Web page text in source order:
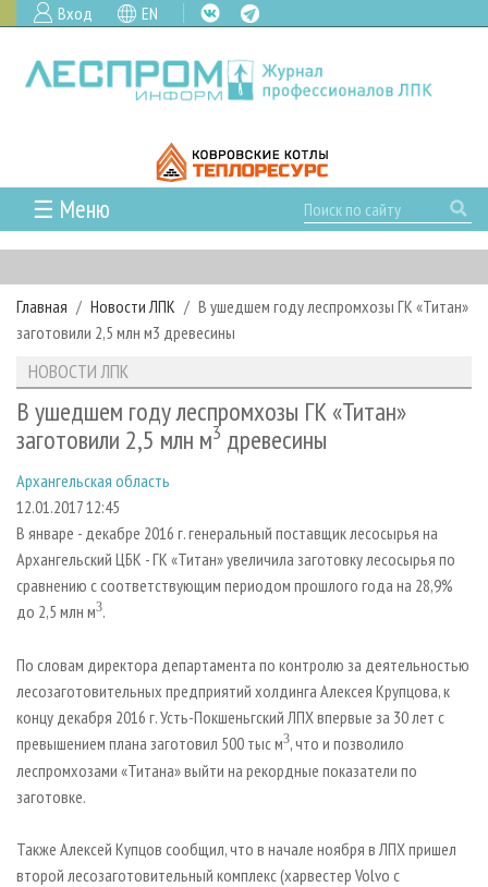
Вход EN
☰ Меню
ГЛАВНАЯ
РУБРИКИ И ТЕМЫ
РУБРИКИ ЖУРНАЛА
ЛЕСОЗАГОТОВКА
ЛЕСОПИЛЕНИЕ
СУШКА ДРЕВЕСИНЫ
ПРОИЗВОДСТВО ДРЕВЕСНЫХ ПЛИТ
ДЕРЕВЯННОЕ ДОМОСТРОЕНИЕ
ПРОИЗВОДСТВО МЕБЕЛИ
ЦБП
ИНСТРУМЕНТ И МАТЕРИАЛЫ
НОВОСТИ
НОВОСТИ ЛПК
НОВОСТИ ЖУРНАЛА
ПРОЕКТЫ ЛПИ
АНАЛИТИКА
ПРЕДПРИЯТИЯ ЛПК
ПЕРСОНЫ
МОБИЛЬНЫЕ ВЫСТАВКИ
ОФИЦИАЛЬНЫЕ ДЕЛЕГАЦИИ
ПРИОРИТЕТНЫЕ ИНВЕСТПРОЕКТЫ
ГАЗЕТА ЛЕСПРОМФОРУМ
БИБЛИОТЕКА СПЕЦИАЛИСТА
АРХИВ ЖУРНАЛОВ
О ЖУРНАЛЕ
ПОДПИСКА
КОНТАКТЫ
РЕКЛАМОДАТЕЛЯМ
РЕКЛАМА
РЕКЛАМА НА САЙТЕ
Главная Новости ЛПК
В ушедшем году леспромхозы ГК «Титан»
заготовили 2,5 млн м3 древесины
НОВОСТИ ЛПК
В ушедшем году леспромхозы ГК «Титан»
заготовили 2,5 млн м3 древесины
Архангельская область
12.01.2017 12:45
В январе - декабре 2016 г. генеральный поставщик лесосырья на
Архангельский ЦБК - ГК «Титан» увеличила заготовку лесосырья по
сравнению с соответствующим периодом прошлого года на 28,9%
до 2,5 млн м3.
По словам директора департамента по контролю за деятельностью
лесозаготовительных предприятий холдинга Алексея Крупцова, к
концу декабря 2016 г. Усть-Покшеньгский ЛПХ впервые за 30 лет с
превышением плана заготовил 500 тыс м3, что и позволило
леспромхозами «Титана» выйти на рекордные показатели по
заготовке.
Также Алексей Купцов сообщил, что в начале ноября в ЛПХ пришел
второй лесозаготовительный комплекс (харвестер Volvo с